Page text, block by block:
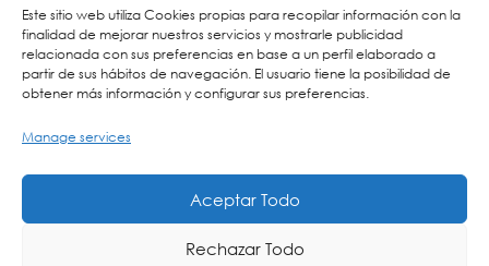
Este sitio web utiliza Cookies propias para recopilar información con la
finalidad de mejorar nuestros servicios y mostrarle publicidad
relacionada con sus preferencias en base a un perfil elaborado a
partir de sus hábitos de navegación. El usuario tiene la posibilidad de
obtener más información y configurar sus preferencias.
Manage services
Aceptar Todo
Rechazar Todo
Lege Oharra-Postontzi Etikoa
Diseinua: La Consulta Creativa